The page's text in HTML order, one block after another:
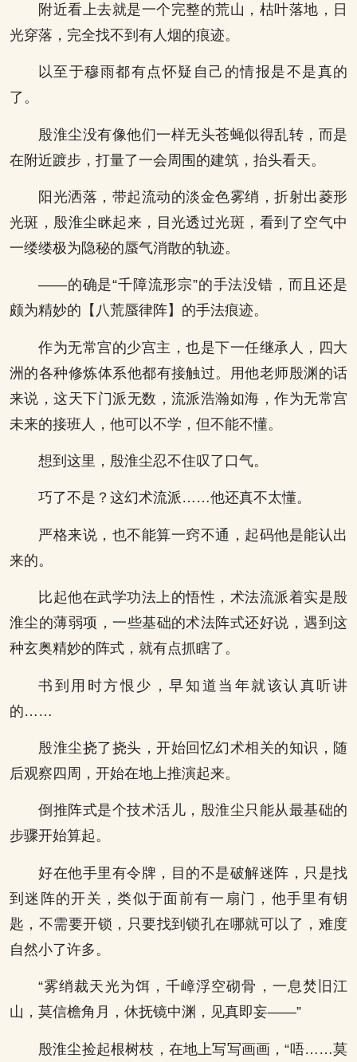
附近看上去就是一个完整的荒山，枯叶落地，日
光穿落，完全找不到有人烟的痕迹。
以至于穆雨都有点怀疑自己的情报是不是真的
了。
殷淮尘没有像他们一样无头苍蝇似得乱转，而是
在附近踱步，打量了一会周围的建筑，抬头看天。
阳光洒落，带起流动的淡金色雾绡，折射出菱形
光斑，殷淮尘眯起来，目光透过光斑，看到了空气中
一缕缕极为隐秘的蜃气消散的轨迹。
——的确是“千障流形宗”的手法没错，而且还是
颇为精妙的【八荒蜃律阵】的手法痕迹。
作为无常宫的少宫主，也是下一任继承人，四大
洲的各种修炼体系他都有接触过。用他老师殷渊的话
来说，这天下门派无数，流派浩瀚如海，作为无常宫
未来的接班人，他可以不学，但不能不懂。
想到这里，殷淮尘忍不住叹了口气。
巧了不是？这幻术流派……他还真不太懂。
严格来说，也不能算一窍不通，起码他是能认出
来的。
比起他在武学功法上的悟性，术法流派着实是殷
淮尘的薄弱项，一些基础的术法阵式还好说，遇到这
种玄奥精妙的阵式，就有点抓瞎了。
书到用时方恨少，早知道当年就该认真听讲
的……
殷淮尘挠了挠头，开始回忆幻术相关的知识，随
后观察四周，开始在地上推演起来。
倒推阵式是个技术活儿，殷淮尘只能从最基础的
步骤开始算起。
好在他手里有令牌，目的不是破解迷阵，只是找
到迷阵的开关，类似于面前有一扇门，他手里有钥
匙，不需要开锁，只要找到锁孔在哪就可以了，难度
自然小了许多。
“雾绡裁天光为饵，千嶂浮空砌骨，一息焚旧江
山，莫信檐角月，休抚镜中渊，见真即妄——”
殷淮尘捡起根树枝，在地上写写画画，“唔……莫